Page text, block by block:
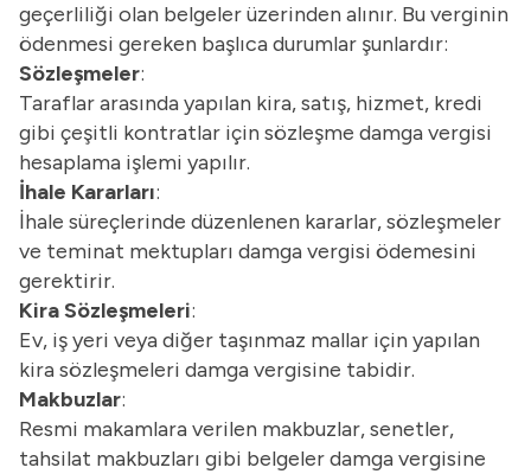
geçerliliği olan belgeler üzerinden alınır. Bu verginin
ödenmesi gereken başlıca durumlar şunlardır:
Sözleşmeler:
Taraflar arasında yapılan kira, satış, hizmet, kredi
gibi çeşitli kontratlar için sözleşme damga vergisi
hesaplama işlemi yapılır.
İhale Kararları:
İhale süreçlerinde düzenlenen kararlar, sözleşmeler
ve teminat mektupları damga vergisi ödemesini
gerektirir.
Kira Sözleşmeleri:
Ev, iş yeri veya diğer taşınmaz mallar için yapılan
kira sözleşmeleri damga vergisine tabidir.
Makbuzlar:
Resmi makamlara verilen makbuzlar, senetler,
tahsilat makbuzları gibi belgeler damga vergisine